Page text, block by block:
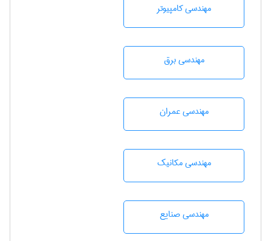
مهندسی كامپيوتر
مهندسی برق
مهندسی عمران
مهندسی مکانیک
مهندسی صنايع